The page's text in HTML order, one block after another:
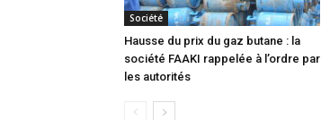
Société
Hausse du prix du gaz butane : la
société FAAKI rappelée à l’ordre par
les autorités